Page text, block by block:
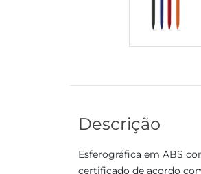
Descrição
Esferográfica em ABS
certificado de acordo